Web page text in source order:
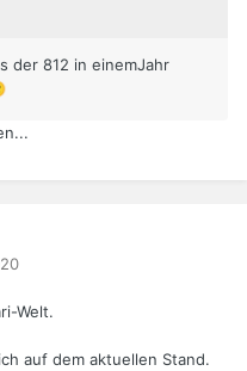
der 812 in einemJahr
Welt.
auf dem aktuellen Stand.